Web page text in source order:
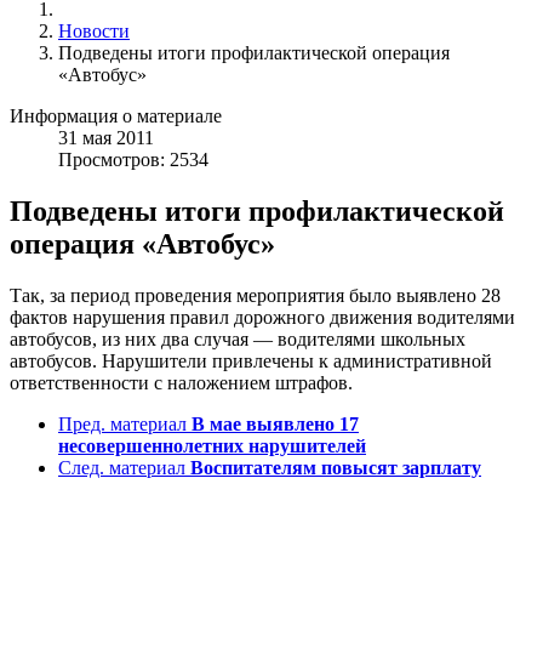
Новости
Подведены итоги профилактической операция
«Автобус»
Информация о материале
31 мая 2011
Просмотров: 2534
Подведены итоги профилактической
операция «Автобус»
Так, за период проведения мероприятия было выявлено 28
фактов нарушения правил дорожного движения водителями
автобусов, из них два случая — водителями школьных
автобусов. Нарушители привлечены к административной
ответственности с наложением штрафов.
Пред. материал В мае выявлено 17
несовершеннолетних нарушителей
След. материал Воспитателям повысят зарплату